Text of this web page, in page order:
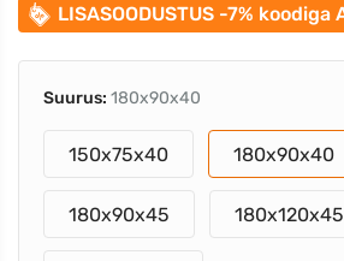
LISASOODUSTUS -7% koodiga
Suurus: 180x90x40
150x75x40 180x90x40
180x90x45 180x120x45